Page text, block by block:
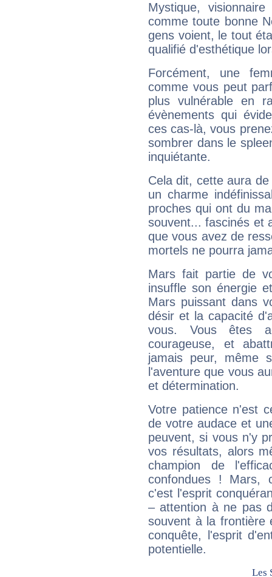
Mystique,
comme toute bonne
gens voient, le tout
qualifié d'esthétique
Forcément, une
comme vous peut
plus vulnérable en
évènements qui
ces cas-là, vous
sombrer dans le
inquiétante.
Cela dit, cette aura
un charme
proches qui ont du
souvent... fascinés et
que vous avez de
mortels ne pourra
Mars fait partie de
insuffle son énergie
Mars puissant dans
désir et la capacité
vous. Vous êtes
courageuse, et
jamais peur, même
l'aventure que vous
et détermination.
Votre patience n'est
de votre audace et
peuvent, si vous n'y
vos résultats, alors
champion de
confondues ! Mars,
c'est l'esprit
– attention à ne pas
souvent à la frontière
conquête, l'esprit
potentielle.